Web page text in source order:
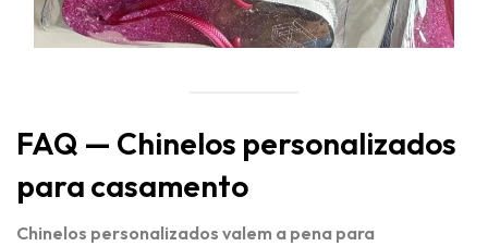
FAQ — Chinelos personalizados
para casamento
Chinelos personalizados valem a pena para